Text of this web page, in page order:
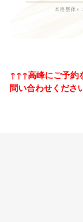
↑↑↑高峰にご予約
問い合わせくださ